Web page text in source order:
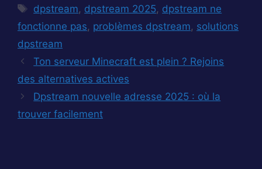
Étiquettes
dpstream, dpstream 2025, dpstream ne
fonctionne pas, problèmes dpstream, solutions
dpstream
Ton serveur Minecraft est plein ? Rejoins
des alternatives actives
Dpstream nouvelle adresse 2025 : où la
trouver facilement